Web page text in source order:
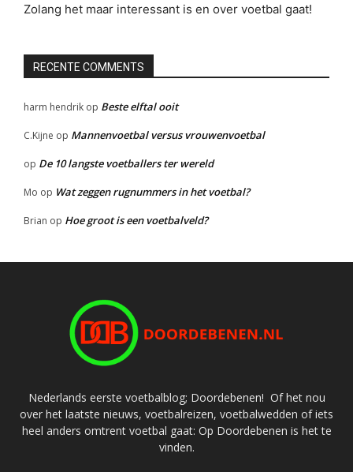
Zolang het maar interessant is en over voetbal gaat!
RECENTE COMMENTS
harm hendrik op Beste elftal ooit
C.Kijne op Mannenvoetbal versus vrouwenvoetbal
op De 10 langste voetballers ter wereld
Mo op Wat zeggen rugnummers in het voetbal?
Brian op Hoe groot is een voetbalveld?
Nederlands eerste voetbalblog; Doordebenen! Of het nou
over het laatste nieuws, voetbalreizen, voetbalwedden of iets
heel anders omtrent voetbal gaat: Op Doordebenen is het te
vinden.